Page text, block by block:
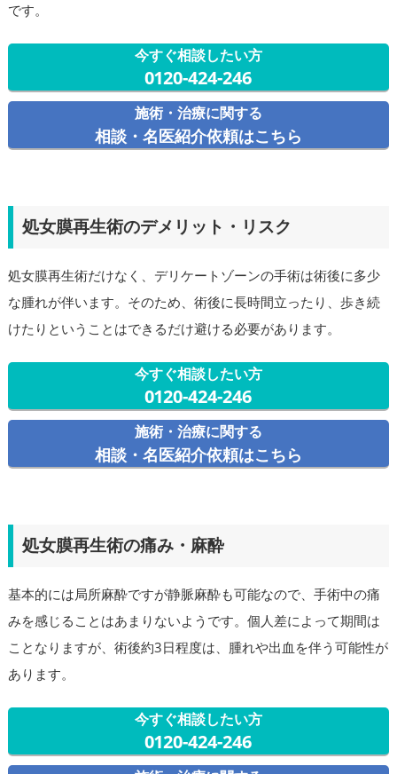
です。
今すぐ相談したい方
0120-424-246
施術・治療に関する
相談・名医紹介依頼はこちら
処女膜再生術のデメリット・リスク
処女膜再生術だけなく、デリケートゾーンの手術は術後に多少
な腫れが伴います。そのため、術後に長時間立ったり、歩き続
けたりということはできるだけ避ける必要があります。
今すぐ相談したい方
0120-424-246
施術・治療に関する
相談・名医紹介依頼はこちら
処女膜再生術の痛み・麻酔
基本的には局所麻酔ですが静脈麻酔も可能なので、手術中の痛
みを感じることはあまりないようです。個人差によって期間は
ことなりますが、術後約3日程度は、腫れや出血を伴う可能性が
あります。
今すぐ相談したい方
0120-424-246